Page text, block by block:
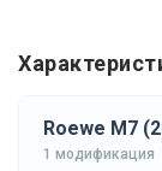
Roewe M7
1 модификация